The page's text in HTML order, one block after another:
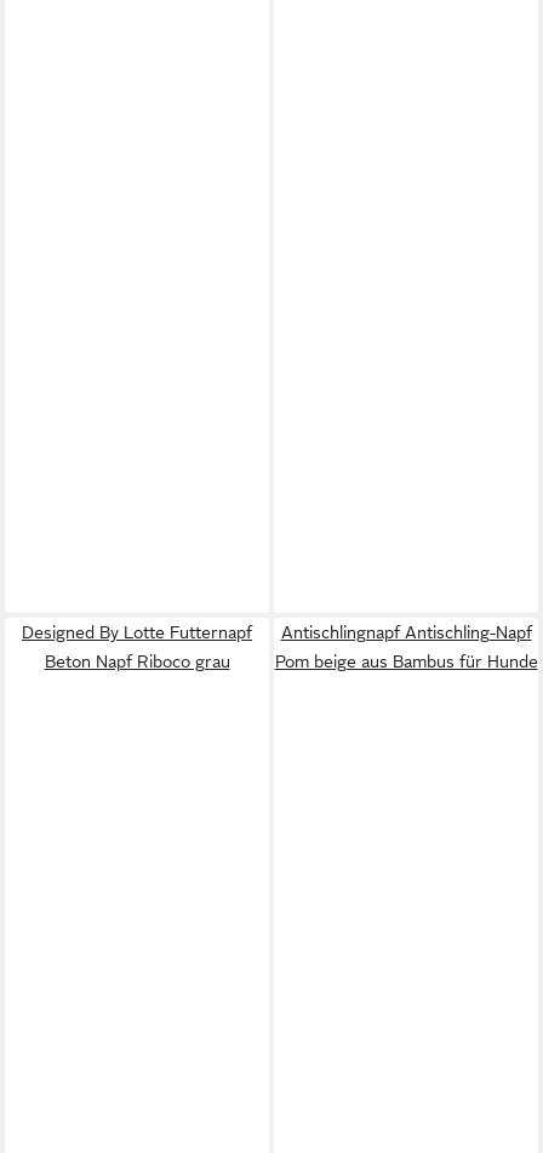
Designed By Lotte Futternapf
Beton Napf Riboco grau
Antischlingnapf Antischling-Napf
Pom beige aus Bambus für Hunde